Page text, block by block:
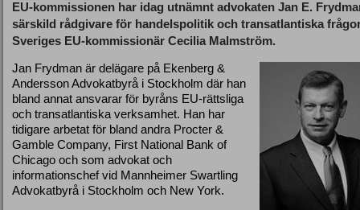
EU-kommissionen har idag utnämnt advokaten Jan E.
särskild rådgivare för handelspolitik och transatlantiska
Sveriges EU-kommissionär Cecilia Malmström.
Jan Frydman är delägare på Ekenberg &
Andersson Advokatbyrå i Stockholm där han
bland annat ansvarar för byråns EU-rättsliga
och transatlantiska verksamhet. Han har
tidigare arbetat för bland andra Procter &
Gamble Company, First National Bank of
Chicago och som advokat och
informationschef vid Mannheimer Swartling
Advokatbyrå i Stockholm och New York.